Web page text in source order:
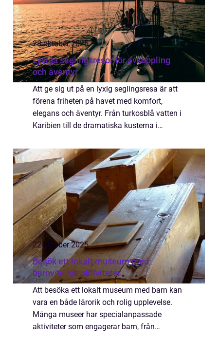
28 oktober 2025
Lyxiga seglingsresor för avkoppling
och äventyr
Att ge sig ut på en lyxig seglingsresa är att
förena friheten på havet med komfort,
elegans och äventyr. Från turkosblå vatten i
Karibien till de dramatiska kusterna i
22 oktober 2025
Besök ett lokalt museum med
barnvänliga aktiviteter
Att besöka ett lokalt museum med barn kan
vara en både lärorik och rolig upplevelse.
Många museer har specialanpassade
aktiviteter som engagerar barn, från